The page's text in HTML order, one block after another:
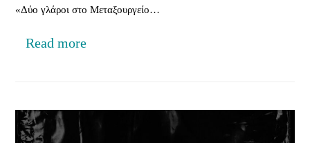
«Δύο γλάροι στο Μεταξουργείο…
Read more